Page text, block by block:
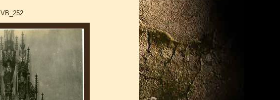
VB_252